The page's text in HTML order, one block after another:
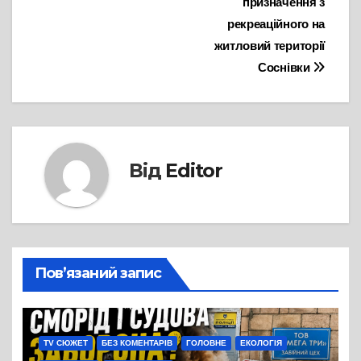
рекреаційного на
житловий території
Соснівки
Від Editor
Пов’язаний запис
TV СЮЖЕТ БЕЗ КОМЕНТАРІВ ГОЛОВНЕ ЕКОЛОГІЯ